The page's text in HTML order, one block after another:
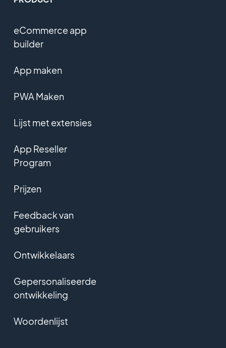
eCommerce app
builder
App maken
PWA Maken
Lijst met extensies
App Reseller
Program
Prijzen
Feedback van
gebruikers
Ontwikkelaars
Gepersonaliseerde
ontwikkeling
Woordenlijst